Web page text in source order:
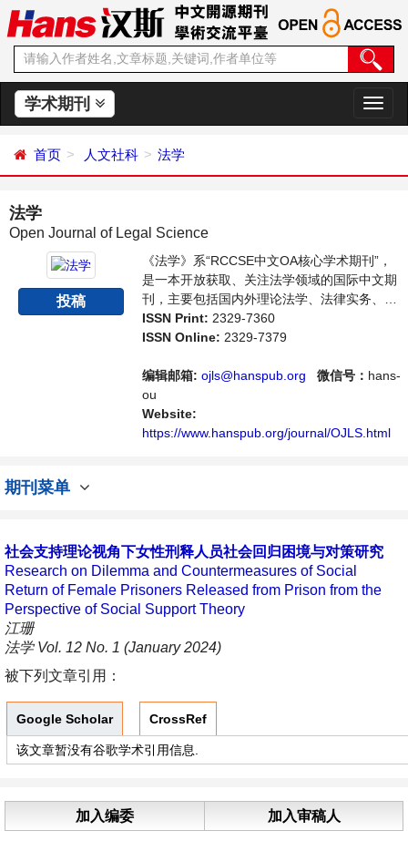
学术期刊
切
换
首页 人文社科 法学
法学
Open Journal of Legal Science
投稿
《法学》系“RCCSE中文OA核心学术期刊”，
是一本开放获取、关注法学领域的国际中文期
刊，主要包括国内外理论法学、法律实务、立
法研究等领域最新成果介绍，学者讨论，某一
领域的研究进展和专业评论等多方面的内容，
提供一个传播、分享和讨论法学领域内不同方
向问题与发展的交流平台。
ISSN Print: 2329-7360
ISSN Online: 2329-7379
编辑邮箱: ojls@hanspub.org 微信号： hans-
ou
Website:
https://www.hanspub.org/journal/OJLS.html
期刊菜单
社会支持理论视角下女性刑释人员社会回归困境与对策研究
Research on Dilemma and Countermeasures of Social
Return of Female Prisoners Released from Prison from the
Perspective of Social Support Theory
江珊
法学 Vol. 12 No. 1 (January 2024)
被下列文章引用：
Google Scholar CrossRef
该文章暂没有谷歌学术引用信息.
加入编委 加入审稿人